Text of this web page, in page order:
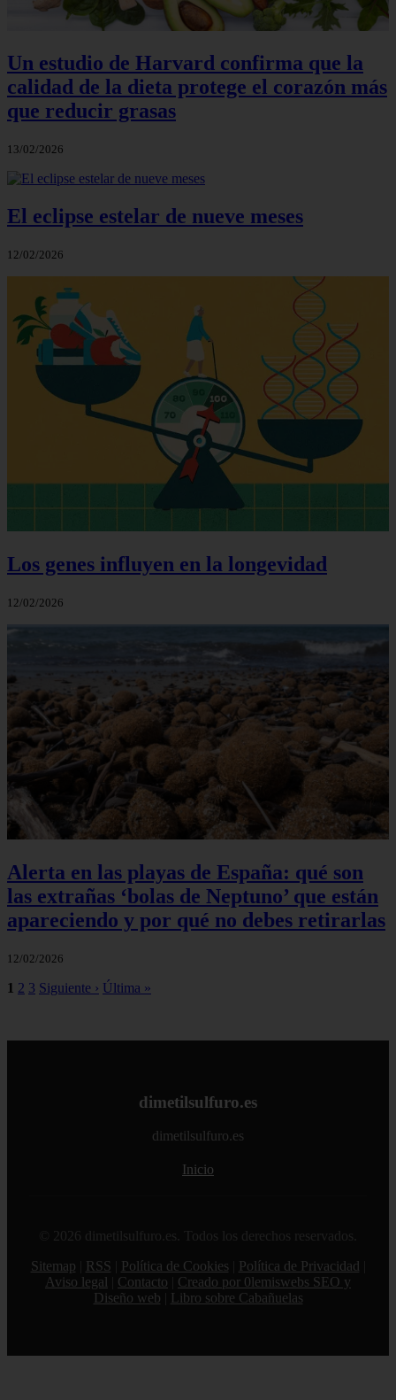
Un estudio de Harvard confirma que la
calidad de la dieta protege el corazón más
que reducir grasas
13/02/2026
El eclipse estelar de nueve meses
12/02/2026
Los genes influyen en la longevidad
12/02/2026
Alerta en las playas de España: qué son
las extrañas ‘bolas de Neptuno’ que están
apareciendo y por qué no debes retirarlas
12/02/2026
1 2 3 Siguiente › Última »
dimetilsulfuro.es
dimetilsulfuro.es
Inicio
© 2026 dimetilsulfuro.es. Todos los derechos reservados.
Sitemap
RSS Política de Cookies Política de Privacidad
Aviso legal
Contacto
Creado por 0lemiswebs SEO y
Diseño web
Libro sobre Cabañuelas